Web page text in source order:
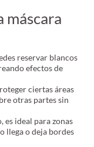
máscara
reservar blancos
efectos de
ciertas áreas
otras partes sin
es ideal para zonas
llega o deja bordes